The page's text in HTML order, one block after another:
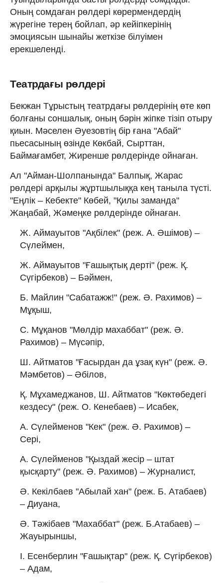
Оның сомдаған рөлдері көрермендердің
жүрегіне терең бойлап, әр кейіпкерінің
эмоциясын шынайы жеткізе білуімен
ерекшеленді.
Театрдағы рөлдері
Бекжан Тұрыстың театрдағы рөлдерінің өте көп
болғаны соншалық, оның бәрін жіпке тізіп отыру
қиын. Мәселен Әуезовтің бір ғана "Абай"
пьесасының өзінде Көкбай, Сырттан,
Баймағамбет, Жиренше рөлдерінде ойнаған.
Ал "Айман-Шолпанында" Балпық, Жарас
рөлдері арқылы жұртшылыққа кең таныла түсті.
"Еңлік – Кебекте" Көбей, "Қилы заманда"
Жаңабай, Жәмеңке рөлдерінде ойнаған.
Ж. Аймауытов "Ақбілек" (реж. А. Әшімов) –
Сүлеймен,
Ж. Аймауытов "Ғашықтық дерті" (реж. Қ.
Сүгірбеков) – Бәймен,
Б. Майлин "Сабатажж!" (реж. Ә. Рахимов) –
Мұқыш,
С. Мұқанов "Мөлдір махаббат" (реж. Ә.
Рахимов) – Мүсәпір,
Ш. Айтматов "Ғасырдан да ұзақ күн" (реж. Ә.
Мәмбетов) – Әбілов,
Қ. Мұхамеджанов, Ш. Айтматов "Көктөбедегі
кездесу" (реж. О. Кенебаев) – Исабек,
А. Сүлейменов "Кек" (реж. Ә. Рахимов) –
Сері,
А. Сүлейменов "Қыздай жесір – штат
қысқарту" (реж. Ә. Рахимов) – Журналист,
Ә. Кекілбаев "Абылай хан" (реж. Б. Атабаев)
– Диуана,
Ә. Тәжібаев "Махаббат" (реж. Б.Атабаев) –
Жауырыншы,
І. Есенберлин "Ғашықтар" (реж. Қ. Сүгірбеков)
– Адам,